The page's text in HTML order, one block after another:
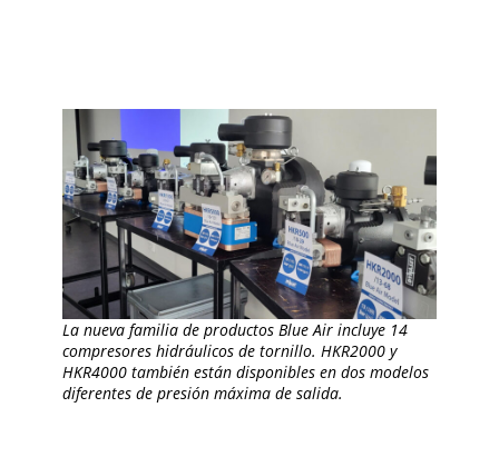
La nueva familia de productos Blue Air incluye 14
compresores hidráulicos de tornillo. HKR2000 y
HKR4000 también están disponibles en dos modelos
diferentes de presión máxima de salida.